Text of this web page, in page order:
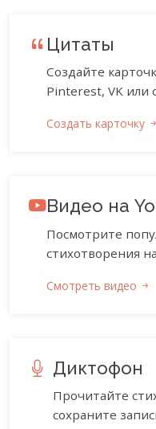
Цитаты
Создайте
Pinterest, VK или
Создать карточку
Видео на
Посмотрите
стихотворения
Смотреть видео
Диктофон
Прочитайте
сохраните